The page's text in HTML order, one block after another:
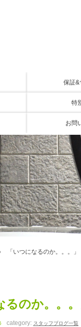
保証&
特
お問
「いつになるのか。。。」
るのか。。。
category: スタッフブログ一覧